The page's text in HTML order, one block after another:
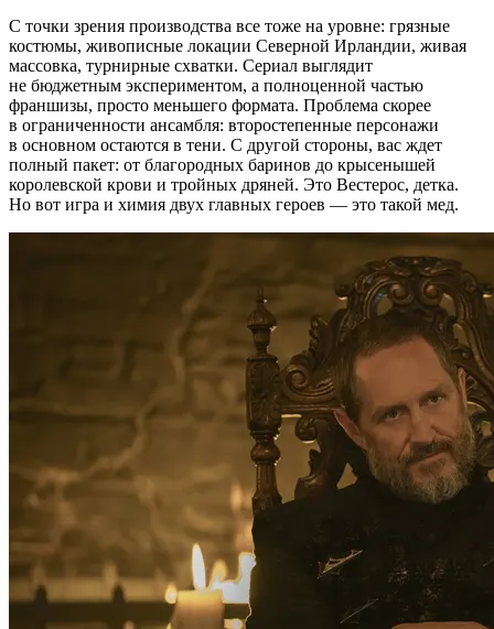
С точки зрения производства все тоже на уровне: грязные
костюмы, живописные локации Северной Ирландии, живая
массовка, турнирные схватки. Сериал выглядит
не бюджетным экспериментом, а полноценной частью
франшизы, просто меньшего формата. Проблема скорее
в ограниченности ансамбля: второстепенные персонажи
в основном остаются в тени. С другой стороны, вас ждет
полный пакет: от благородных баринов до крысенышей
королевской крови и тройных дряней. Это Вестерос, детка.
Но вот игра и химия двух главных героев — это такой мед.